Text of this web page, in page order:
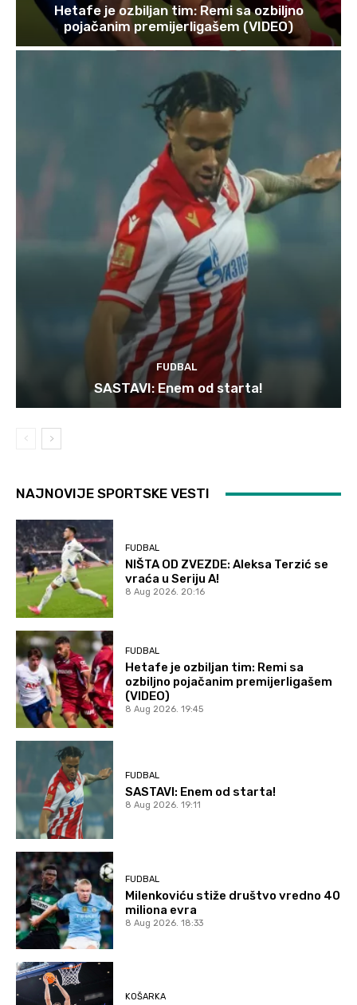
Hetafe je ozbiljan tim: Remi sa ozbiljno
pojačanim premijerligašem (VIDEO)
FUDBAL
SASTAVI: Enem od starta!
NAJNOVIJE SPORTSKE VESTI
FUDBAL
NIŠTA OD ZVEZDE: Aleksa Terzić se
vraća u Seriju A!
8 Aug 2026. 20:16
FUDBAL
Hetafe je ozbiljan tim: Remi sa
ozbiljno pojačanim premijerligašem
(VIDEO)
8 Aug 2026. 19:45
FUDBAL
SASTAVI: Enem od starta!
8 Aug 2026. 19:11
FUDBAL
Milenkoviću stiže društvo vredno 40
miliona evra
8 Aug 2026. 18:33
KOŠARKA